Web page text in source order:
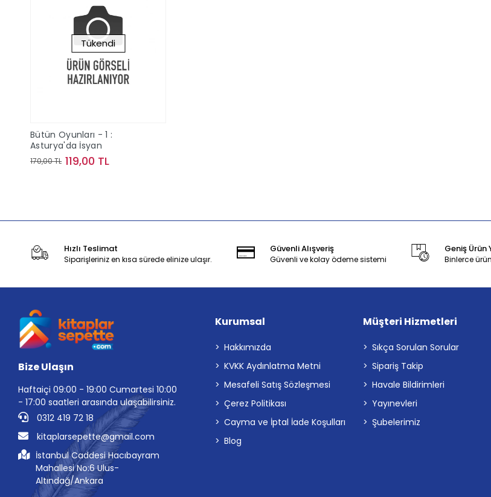
Tükendi
Bütün Oyunları - 1 :
Asturya'da İsyan
170,00 TL 119,00 TL
Hızlı Teslimat
Siparişleriniz en kısa sürede elinize ulaşır.
Güvenli Alışveriş
Güvenli ve kolay ödeme sistemi
Geniş Ürün
Binlerce
Bize Ulaşın
Haftaiçi 09:00 - 19:00 Cumartesi 10:00
- 17:00 saatleri arasında ulaşabilirsiniz.
0312 419 72 18
kitaplarsepette@gmail.com
İstanbul Caddesi Hacıbayram
Mahallesi No:6 Ulus-
Altındağ/Ankara
Kurumsal
Hakkımızda
KVKK Aydınlatma Metni
Mesafeli Satış Sözleşmesi
Çerez Politikası
Cayma ve İptal İade Koşulları
Blog
Müşteri Hizmetleri
Sıkça Sorulan Sorular
Sipariş Takip
Havale Bildirimleri
Yayınevleri
Şubelerimiz